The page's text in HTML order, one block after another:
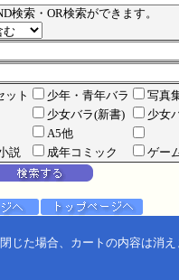
検索・OR検索ができます。
ット 少年・青年バラ
写真
少女バラ(新書)
少女
A5他
説
成年コミック ゲー
た場合、カートの内容は消